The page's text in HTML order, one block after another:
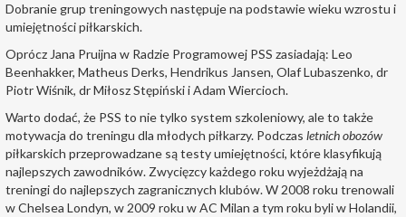
Dobranie grup treningowych następuje na podstawie wieku wzrostu i
umiejętności piłkarskich.
Oprócz Jana Pruijna w Radzie Programowej PSS zasiadają: Leo
Beenhakker, Matheus Derks, Hendrikus Jansen, Olaf Lubaszenko, dr
Piotr Wiśnik, dr Miłosz Stępiński i Adam Wiercioch.
Warto dodać, że PSS to nie tylko system szkoleniowy, ale to także
motywacja do treningu dla młodych piłkarzy. Podczas letnich obozów
piłkarskich przeprowadzane są testy umiejętności, które klasyfikują
najlepszych zawodników. Zwycięzcy każdego roku wyjeżdżają na
treningi do najlepszych zagranicznych klubów. W 2008 roku trenowali
w Chelsea Londyn, w 2009 roku w AC Milan a tym roku byli w Holandii,